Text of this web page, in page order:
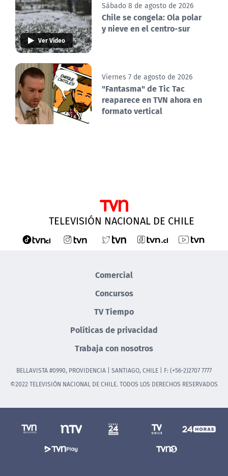
Ver Video
Sábado 8 de agosto de 2026
Chile se congela: Ola polar
y nieve en el centro-sur
Viernes 7 de agosto de 2026
"Fantasma" de Tic Tac
reaparece en TVN ahora en
formato vertical
TELEVISIÓN NACIONAL DE CHILE
Comercial
Concursos
TV Tiempo
Políticas de privacidad
Trabaja con nosotros
BELLAVISTA #0990, PROVIDENCIA | SANTIAGO, CHILE | F: (+56-2)2707 7777
©2022 TELEVISIÓN NACIONAL DE CHILE. TODOS LOS DERECHOS RESERVADOS